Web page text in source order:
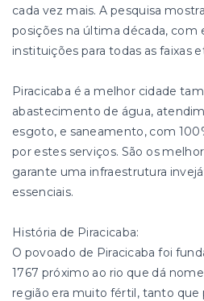
cada vez mais. A pesquisa
posições na última década, com
instituições para todas as faixas
Piracicaba é a melhor cidade
abastecimento de água,
esgoto, e saneamento, com
por estes serviços. São os
garante uma infraestrutura
essenciais.
História de Piracicaba:
O povoado de Piracicaba foi
1767 próximo ao rio que dá
região era muito fértil, tanto que